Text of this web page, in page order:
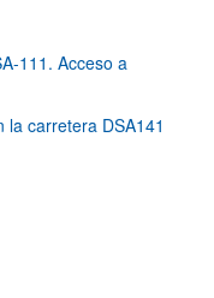
111. Acceso a
carretera DSA141